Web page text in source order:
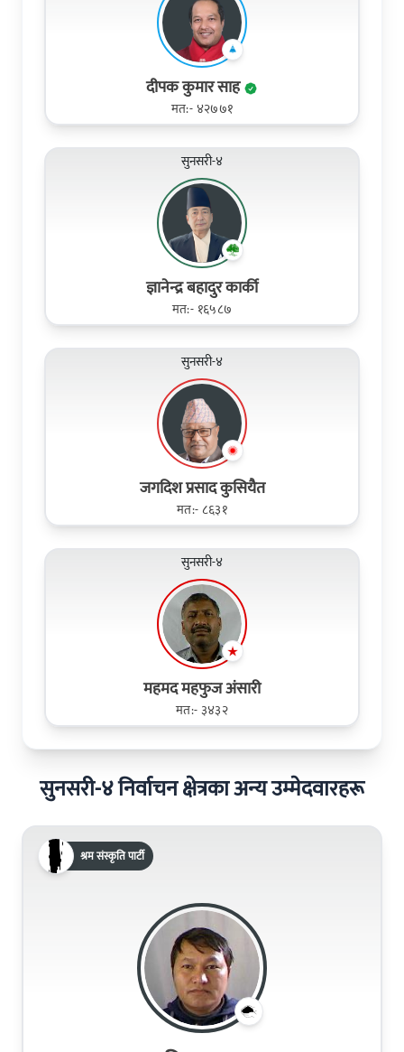
दीपक कुमार साह
मत:- ४२७७१
सुनसरी-४
ज्ञानेन्द्र बहादुर कार्की
मत:- १६५८७
सुनसरी-४
जगदिश प्रसाद कुसियैत
मत:- ८६३१
सुनसरी-४
महमद महफुज अंसारी
मत:- ३४३२
सुनसरी-४ निर्वाचन क्षेत्रका अन्य उम्मेदवारहरू
श्रम संस्कृति पार्टी